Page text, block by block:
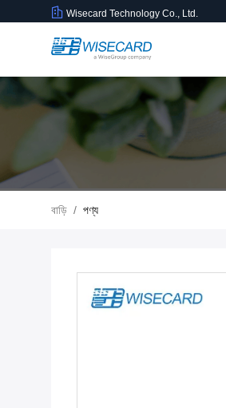
Wisecard Technology Co., Ltd.
বাড়ি / পণ্য